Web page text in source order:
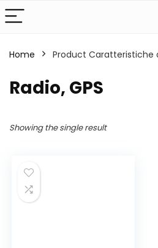
Home Product Caratteristiche
‎Radio, GPS
Showing the single result